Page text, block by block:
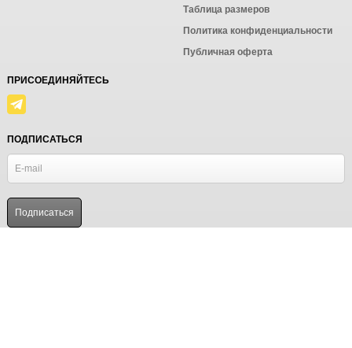
Таблица размеров
Политика конфиденциальности
Публичная оферта
ПРИСОЕДИНЯЙТЕСЬ
ПОДПИСАТЬСЯ